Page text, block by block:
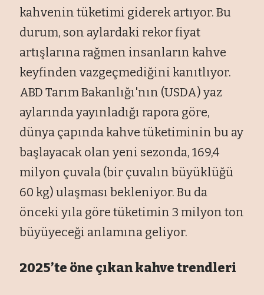
kahvenin tüketimi giderek artıyor. Bu
durum, son aylardaki rekor fiyat
artışlarına rağmen insanların kahve
keyfinden vazgeçmediğini kanıtlıyor.
ABD Tarım Bakanlığı'nın (USDA) yaz
aylarında yayınladığı rapora göre,
dünya çapında kahve tüketiminin bu ay
başlayacak olan yeni sezonda, 169,4
milyon çuvala (bir çuvalın büyüklüğü
60 kg) ulaşması bekleniyor. Bu da
önceki yıla göre tüketimin 3 milyon ton
büyüyeceği anlamına geliyor.
2025’te öne çıkan kahve trendleri